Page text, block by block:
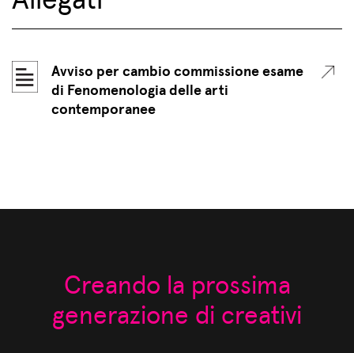
Avviso per cambio commissione esame
di Fenomenologia delle arti
contemporanee
Creando la prossima
generazione di creativi